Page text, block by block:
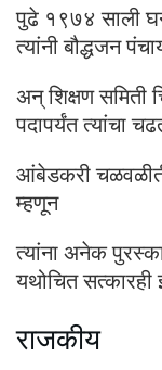
पुढे १९७४ साली
त्यांनी बौद्धजन
अन् शिक्षण समिती
पदापर्यंत त्यांचा
आंबेडकरी
म्हणून
त्यांना अनेक
यथोचित सत्कारही
राजकीय